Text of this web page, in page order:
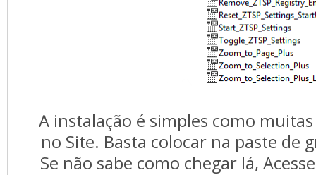
A instalação é simples como
no Site. Basta colocar na paste de
Se não sabe como chegar lá,